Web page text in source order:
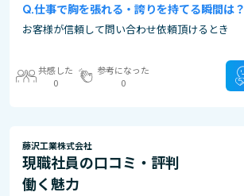
仕事で胸を張れる・誇りを持てる瞬間は？
お客様が信頼して問い合わせ依頼頂けるとき
共感した
0
参考になった
0
藤沢工業株式会社
現職社員の口コミ・評判
働く魅力